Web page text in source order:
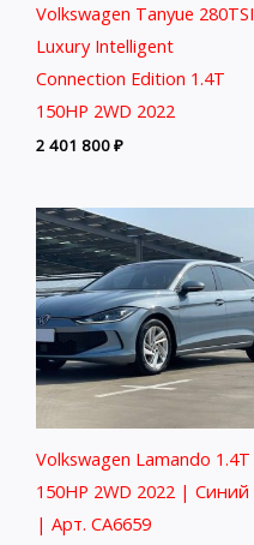
Volkswagen Tanyue 280TSI
Luxury Intelligent
Connection Edition 1.4T
150HP 2WD 2022
2 401 800₽
Volkswagen Lamando 1.4T
150HP 2WD 2022 | Синий
| Арт. CA6659